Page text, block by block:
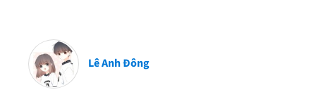
Lê Anh Đông